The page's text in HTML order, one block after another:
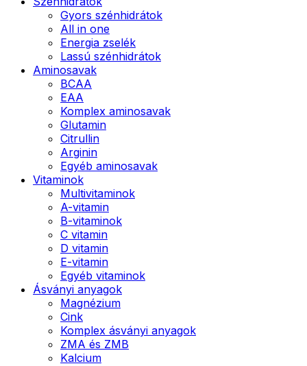
Gyors szénhidrátok
All in one
Energia zselék
Lassú szénhidrátok
Aminosavak
BCAA
EAA
Komplex aminosavak
Glutamin
Citrullin
Arginin
Egyéb aminosavak
Vitaminok
Multivitaminok
A-vitamin
B-vitaminok
C vitamin
D vitamin
E-vitamin
Egyéb vitaminok
Ásványi anyagok
Magnézium
Cink
Komplex ásványi anyagok
ZMA és ZMB
Kalcium